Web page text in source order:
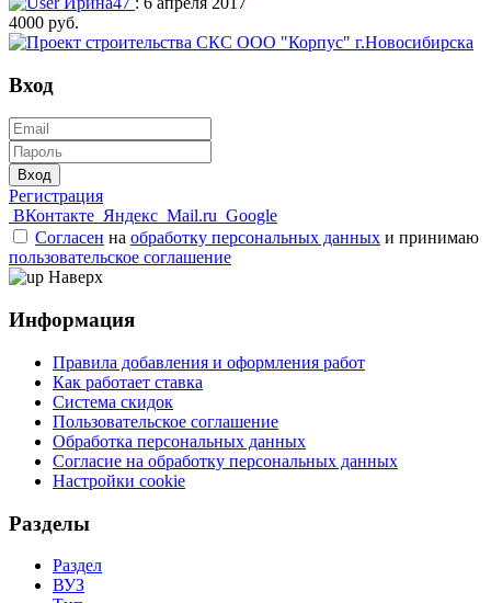
4000 руб.
Вход
Вход
Регистрация
ВКонтакте Яндекс Mail.ru Google
Согласен на обработку персональных данных и принимаю
пользовательское соглашение
Наверх
Информация
Правила добавления и оформления работ
Как работает ставка
Система скидок
Пользовательское соглашение
Обработка персональных данных
Согласие на обработку персональных данных
Настройки cookie
Разделы
Раздел
ВУЗ